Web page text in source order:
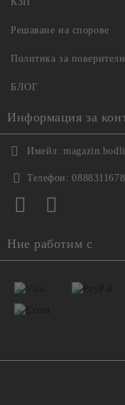
Решаване на спорове
Политика за
БЛОГ
Информация за
Имейл:
Телефон: 0888311678
Ние работим с